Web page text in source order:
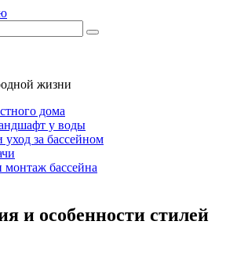
жизни
дома
у воды
за бассейном
монтаж бассейна
и особенности стилей